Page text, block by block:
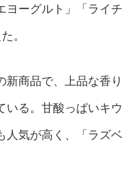
ヨーグルト」「ライ
。
商品で、上品な香
る。甘酸っぱいキ
気が高く、「ラズ